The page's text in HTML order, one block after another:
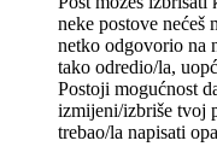
neke postove nećeš
netko odgovorio na
tako odredio/la,
Postoji mogućnost
izmijeni/izbriše tvoj
trebao/la napisati